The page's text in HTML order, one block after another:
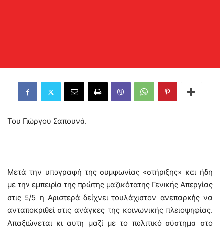
Του Γιώργου Σαπουνά.
Μετά την υπογραφή της συμφωνίας «στήριξης» και ήδη
με την εμπειρία της πρώτης μαζικότατης Γενικής Απεργίας
στις 5/5 η Αριστερά δείχνει τουλάχιστον ανεπαρκής να
ανταποκριθεί στις ανάγκες της κοινωνικής πλειοψηφίας.
Απαξιώνεται κι αυτή μαζί με το πολιτικό σύστημα στο